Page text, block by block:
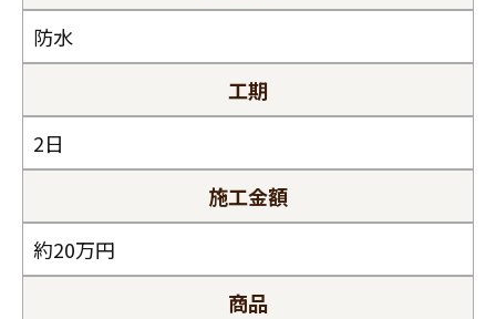
リフォームにかかる費用
メディア紹介
介護保険適用の住宅改修について
会社概要
政府や行政への登録情報
スタッフ紹介
お問い合わせ
防水
工期
2日
施工金額
約20万円
商品